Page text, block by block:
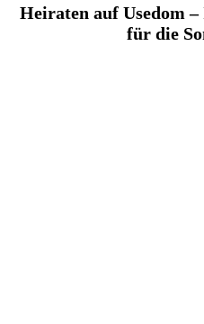
Heiraten auf Usedom
für die